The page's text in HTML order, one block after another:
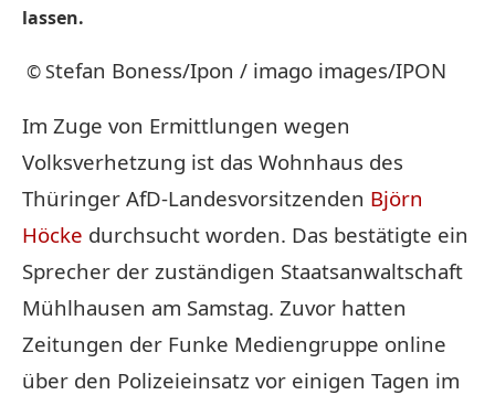
lassen.
© Stefan Boness/Ipon / imago images/IPON
Im Zuge von Ermittlungen wegen
Volksverhetzung ist das Wohnhaus des
Thüringer AfD-Landesvorsitzenden Björn
Höcke durchsucht worden. Das bestätigte ein
Sprecher der zuständigen Staatsanwaltschaft
Mühlhausen am Samstag. Zuvor hatten
Zeitungen der Funke Mediengruppe online
über den Polizeieinsatz vor einigen Tagen im